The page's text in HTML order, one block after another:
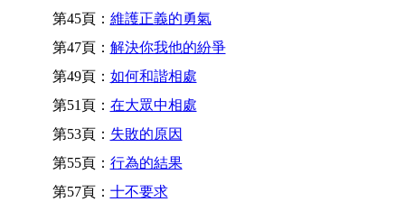
第45頁： 維護正義的勇氣
第47頁： 解決你我他的紛爭
第49頁： 如何和諧相處
第51頁： 在大眾中相處
第53頁： 失敗的原因
第55頁： 行為的結果
第57頁： 十不要求